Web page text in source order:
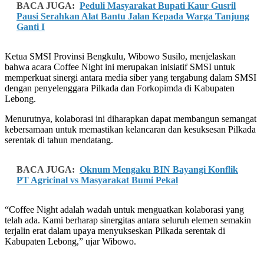
BACA JUGA: Peduli Masyarakat Bupati Kaur Gusril
Pausi Serahkan Alat Bantu Jalan Kepada Warga Tanjung
Ganti I
Ketua SMSI Provinsi Bengkulu, Wibowo Susilo, menjelaskan
bahwa acara Coffee Night ini merupakan inisiatif SMSI untuk
memperkuat sinergi antara media siber yang tergabung dalam SMSI
dengan penyelenggara Pilkada dan Forkopimda di Kabupaten
Lebong.
Menurutnya, kolaborasi ini diharapkan dapat membangun semangat
kebersamaan untuk memastikan kelancaran dan kesuksesan Pilkada
serentak di tahun mendatang.
BACA JUGA: Oknum Mengaku BIN Bayangi Konflik
PT Agricinal vs Masyarakat Bumi Pekal
“Coffee Night adalah wadah untuk menguatkan kolaborasi yang
telah ada. Kami berharap sinergitas antara seluruh elemen semakin
terjalin erat dalam upaya menyukseskan Pilkada serentak di
Kabupaten Lebong,” ujar Wibowo.